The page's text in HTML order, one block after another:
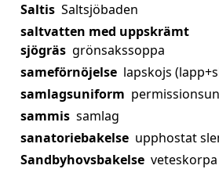
Saltis Saltsjöbaden
saltvatten med uppskrämt
sjögräs grönsakssoppa
sameförnöjelse lapskojs
samlagsuniform
sammis samlag
sanatoriebakelse upphostat
Sandbyhovsbakelse veteskorpa